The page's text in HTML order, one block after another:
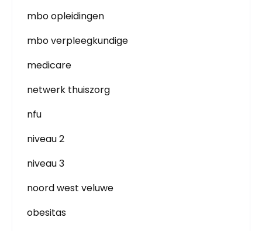
mbo opleidingen
mbo verpleegkundige
medicare
netwerk thuiszorg
nfu
niveau 2
niveau 3
noord west veluwe
obesitas